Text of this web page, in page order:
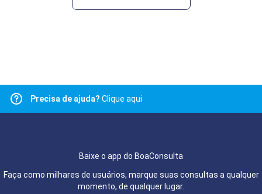
Precisa de ajuda? Clique aqui
Baixe o app do BoaConsulta
Faça como milhares de usuários, marque suas consultas a qualquer
momento, de qualquer lugar.